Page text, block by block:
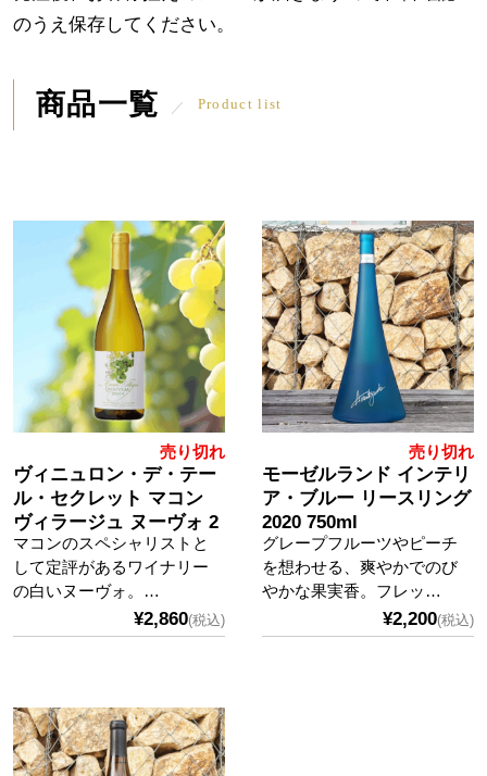
のうえ保存してください。
商品一覧 Product list
売り切れ
ヴィニュロン・デ・テー
ル・セクレット マコン
ヴィラージュ ヌーヴォ 2
025 750ml
マコンのスペシャリストと
して定評があるワイナリー
の白いヌーヴォ。…
¥2,860(税込)
売り切れ
モーゼルランド インテリ
ア・ブルー リースリング
2020 750ml
グレープフルーツやピーチ
を想わせる、爽やかでのび
やかな果実香。フレッ…
¥2,200(税込)